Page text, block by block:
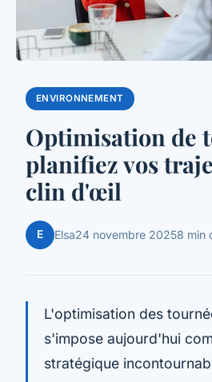
ENVIRONNEMENT
Optimisation de
planifiez vos
clin d'œil
E Elsa24 novembre 20258 min
L'optimisation des
s'impose aujourd'hui
stratégique